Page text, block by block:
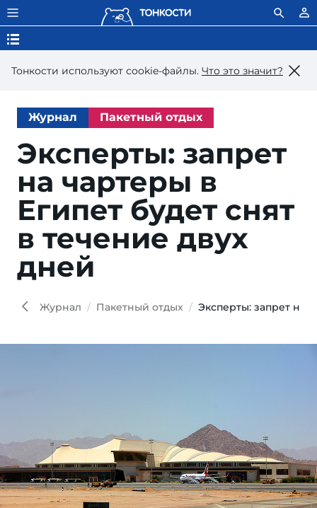
Тонкости используют сookie-файлы. Что это значит?
Журнал Пакетный отдых
Эксперты: запрет
на чартеры в
Египет будет снят
в течение двух
дней
Журнал Пакетный отдых Эксперты: запрет на